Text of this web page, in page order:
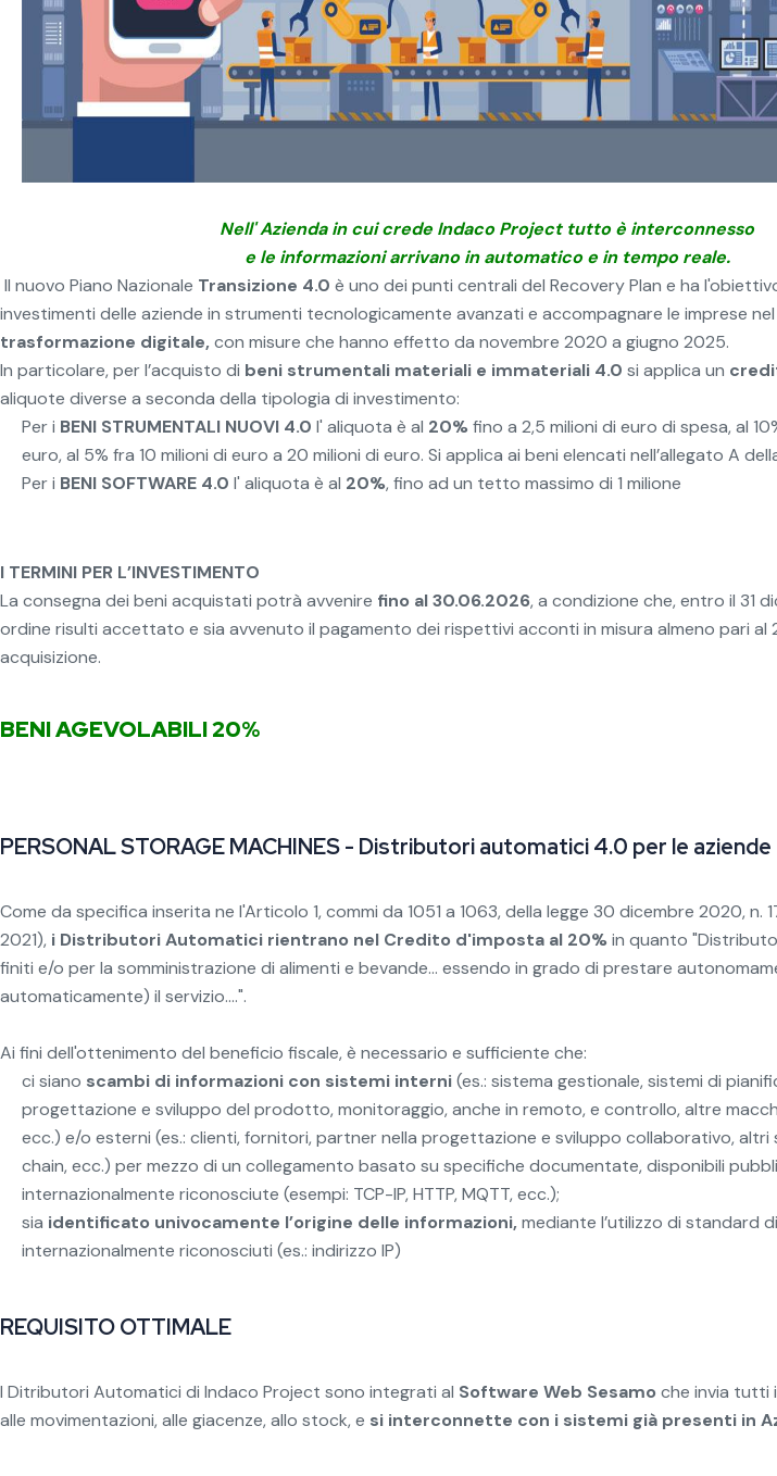
Nell' Azienda in cui crede Indaco Project tutto è interconnesso
e le informazioni arrivano in automatico e in tempo reale.
Il nuovo Piano Nazionale Transizione 4.0 è uno dei punti centrali del Recovery Plan e ha
investimenti delle aziende in strumenti tecnologicamente avanzati e accompagnare le imprese nel
trasformazione digitale,con misure che hanno effetto da novembre 2020 a giugno 2025.
In particolare, per l’acquisto di beni strumentali materiali e immateriali 4.0 si applica un
aliquote diverse a seconda della tipologia di investimento:
Per i BENI STRUMENTALI NUOVI 4.0 l' aliquota è al 20%fino a 2,5 milioni di euro di spesa, al
euro, al 5% fra 10 milioni di euro a 20 milioni di euro. Si applica ai beni elencati nell’allegato A
Per i BENI SOFTWARE 4.0 l' aliquota è al 20%, fino ad un tetto massimo di 1 milione
I TERMINI PER L’INVESTIMENTO
La consegna dei beni acquistati potrà avvenire fino al 30.06.2026, a condizione che, entro il 31
ordine risulti accettato e sia avvenuto il pagamento dei rispettivi acconti in misura almeno pari al
acquisizione.
BENI AGEVOLABILI 20%
PERSONAL STORAGE MACHINES - Distributori automatici 4.0 per le aziende
Come da specifica inserita ne l'Articolo 1, commi da 1051 a 1063, della legge 30 dicembre 2020, n.
2021), i Distributori Automatici rientrano nel Credito d'imposta al 20%in quanto
finiti e/o per la somministrazione di alimenti e bevande... essendo in grado di prestare
automaticamente) il servizio....".
Ai fini dell'ottenimento del beneficio fiscale, è necessario e sufficiente che:
ci siano scambi di informazioni con sistemi interni(es.: sistema gestionale, sistemi di
progettazione e sviluppo del prodotto, monitoraggio, anche in remoto, e controllo, altre
ecc.) e/o esterni (es.: clienti, fornitori, partner nella progettazione e sviluppo collaborativo,
chain, ecc.) per mezzo di un collegamento basato su specifiche documentate, disponibili
internazionalmente riconosciute (esempi: TCP-IP, HTTP, MQTT, ecc.);
sia identificato univocamente l’origine delle informazioni,mediante l’utilizzo di standard
internazionalmente riconosciuti (es.: indirizzo IP)
REQUISITO OTTIMALE
I Ditributori Automatici di Indaco Project sono integrati al Software Web Sesamo che invia tutti
alle movimentazioni, alle giacenze, allo stock, e si interconnette con i sistemi già presenti in